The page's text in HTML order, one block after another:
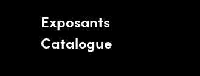
Exposants
Catalogue